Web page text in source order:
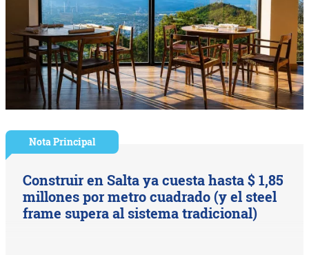
Nota Principal
Construir en Salta ya cuesta hasta $ 1,85
millones por metro cuadrado (y el steel
frame supera al sistema tradicional)